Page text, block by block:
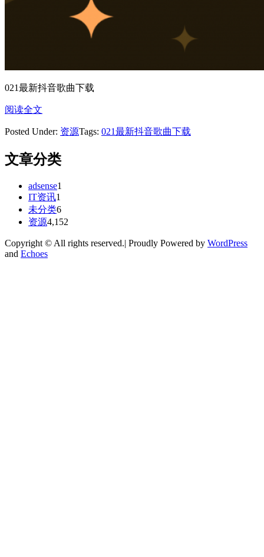
021最新抖音歌曲下载
阅读全文
Posted Under: 资源Tags: 021最新抖音歌曲下载
文章分类
adsense1
IT资讯1
未分类6
资源4,152
Copyright © All rights reserved.| Proudly Powered by WordPress
and Echoes